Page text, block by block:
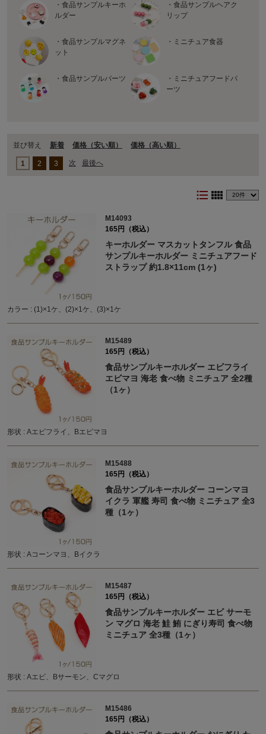
・食品サンプルキーホ
ルダー
・食品サンプルヘアク
リップ
・食品サンプルマグネ
ット
・ミニチュア食器
・食品サンプルパーツ
・ミニチュアフードパ
ーツ
並び替え 新着 価格（安い順） 価格（⾼い順）
1 2 3 次 最後へ
format_list_bulleted view_comfy
M14093
165円（税込）
キーホルダー マスカットタンフル 食品
サンプルキーホルダー ミニチュアフード
ストラップ 約1.8×11cm (1ヶ)
カラー : (1)×1ケ、(2)×1ケ、(3)×1ケ
M15489
165円（税込）
食品サンプルキーホルダー エビフライ
エビマヨ 海老 食べ物 ミニチュア 全2種
（1ヶ）
形状 : Aエビフライ、Bエビマヨ
M15488
165円（税込）
食品サンプルキーホルダー コーンマヨ
イクラ 軍艦 寿司 食べ物 ミニチュア 全3
種（1ヶ）
形状 : Aコーンマヨ、Bイクラ
M15487
165円（税込）
食品サンプルキーホルダー エビ サーモ
ン マグロ 海老 鮭 鮪 にぎり寿司 食べ物
ミニチュア 全3種（1ヶ）
形状 : Aエビ、Bサーモン、Cマグロ
M15486
165円（税込）